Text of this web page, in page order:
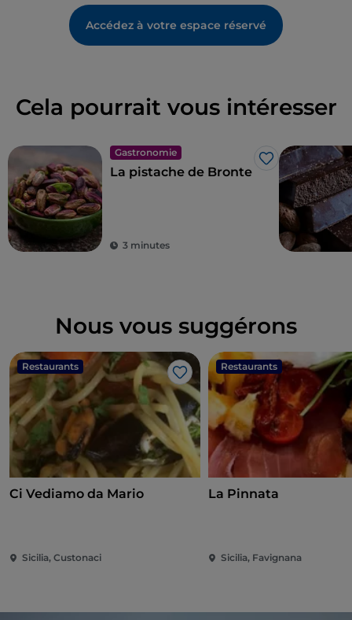
Accédez à votre espace réservé
Cela pourrait vous intéresser
Gastronomie
J’aime
La pistache de Bronte
3 minutes
Nous vous suggérons
Restaurants
J’aime
Ci Vediamo da Mario
Sicilia, Custonaci
Restaurants
La Pinnata
Sicilia, Favignana